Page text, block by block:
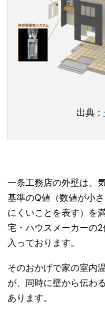
出典：
一条工務店の外壁は、
基準のQ値（数値が小
にくいことを表す）を
宅・ハウスメーカーの
入っております。
そのおかげで家の室内
が、同時に壁から伝わ
あります。